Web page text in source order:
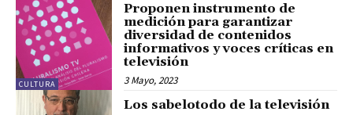
CULTURA
Proponen instrumento de
medición para garantizar
diversidad de contenidos
informativos y voces críticas en
televisión
3 Mayo, 2023
Los sabelotodo de la televisión